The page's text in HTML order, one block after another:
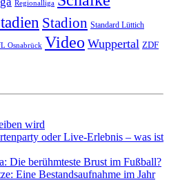
Regionalliga
Stadion Standard Lüttich
Osnabrück Video Wuppertal ZDF
wird
oder Live-Erlebnis – was ist
Die berühmteste Brust im Fußball?
Eine Bestandsaufnahme im Jahr